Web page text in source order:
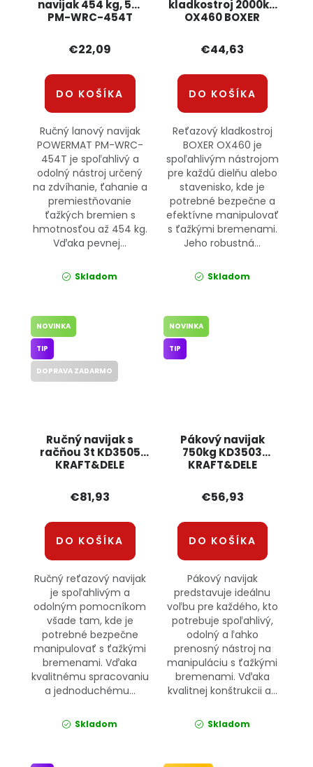
navijak 454 kg, 5m
PM-WRC-454T
€22,09
DO KOŠÍKA
Ručný lanový navijak
POWERMAT PM-WRC-
454T je spoľahlivý a
odolný nástroj určený
na zdvíhanie, ťahanie a
premiestňovanie
ťažkých bremien s
hmotnosťou až 454 kg.
Vďaka pevnej...
Skladom
kladkostroj 2000kg
OX460 BOXER
€44,63
DO KOŠÍKA
Reťazový kladkostroj
BOXER OX460 je
spoľahlivým nástrojom
pre každú dielňu alebo
stavenisko, kde je
potrebné bezpečne a
efektívne manipulovať
s ťažkými bremenami.
Jeho robustná...
Skladom
Ručný navijak s
račňou 3t KD3505
KRAFT&DELE
NOVINKA
TIP
DOPRAVA ZADARMO
€81,93
DO KOŠÍKA
Ručný reťazový navijak
je spoľahlivým a
odolným pomocníkom
všade tam, kde je
potrebné bezpečne
manipulovať s ťažkými
bremenami. Vďaka
kvalitnému spracovaniu
a jednoduchému...
Skladom
Pákový navijak
750kg KD3503
KRAFT&DELE
NOVINKA
TIP
€56,93
DO KOŠÍKA
Pákový navijak
predstavuje ideálnu
voľbu pre každého, kto
potrebuje spoľahlivý,
odolný a ľahko
prenosný nástroj na
manipuláciu s ťažkými
bremenami. Vďaka
kvalitnej konštrukcii a...
Skladom